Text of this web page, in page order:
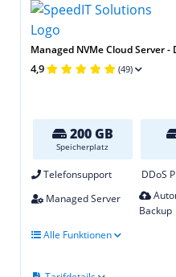
Managed NVMe Cloud Server -
4,9 (49)
200 GB
Speicherplatz
Telefonsupport DDoS
Managed Server
Backup
Alle Funktionen